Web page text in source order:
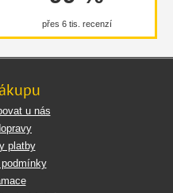
přes 6 tis. recenzí
u nás
platby